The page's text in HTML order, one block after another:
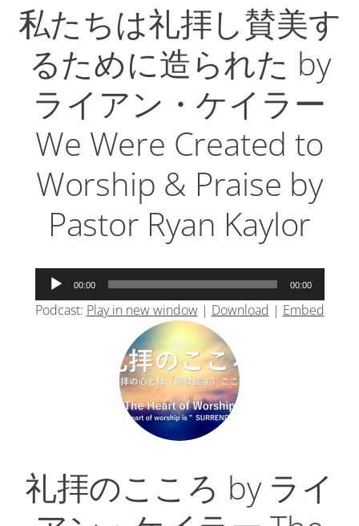
私たちは礼拝し賛美す
るために造られた by
ライアン・ケイラー
We Were Created to
Worship & Praise by
Pastor Ryan Kaylor
声
プ
00:00 00:00
Podcast: Play in new window| Download | Embed
礼拝のこころ by ライ